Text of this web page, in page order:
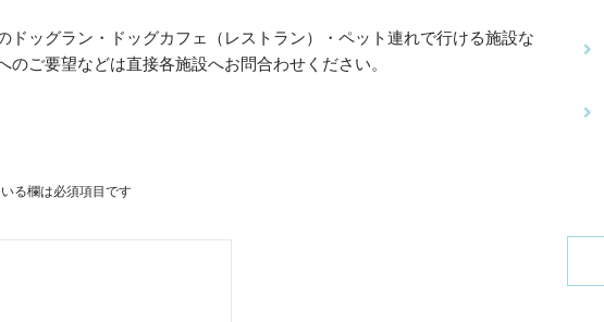
ッグラン・ドッグカフェ（レストラン）・ペット連れで行ける施設な
ご要望などは直接各施設へお問合わせください。
る欄は必須項目です